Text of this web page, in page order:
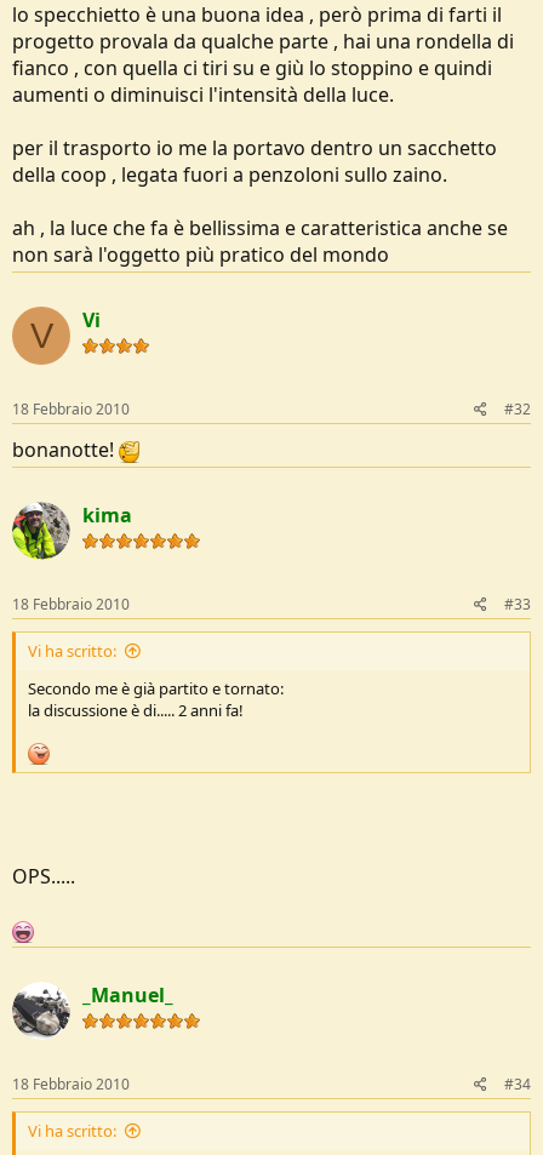
lo specchietto è una buona idea , però prima di farti il
progetto provala da qualche parte , hai una rondella di
fianco , con quella ci tiri su e giù lo stoppino e quindi
aumenti o diminuisci l'intensità della luce.
per il trasporto io me la portavo dentro un sacchetto
della coop , legata fuori a penzoloni sullo zaino.
ah , la luce che fa è bellissima e caratteristica anche se
non sarà l'oggetto più pratico del mondo
V Vi
18 Febbraio 2010 #32
bonanotte!
kima
18 Febbraio 2010 #33
Vi ha scritto:
Secondo me è già partito e tornato:
la discussione è di..... 2 anni fa!
OPS.....
_Manuel_
18 Febbraio 2010 #34
Vi ha scritto: